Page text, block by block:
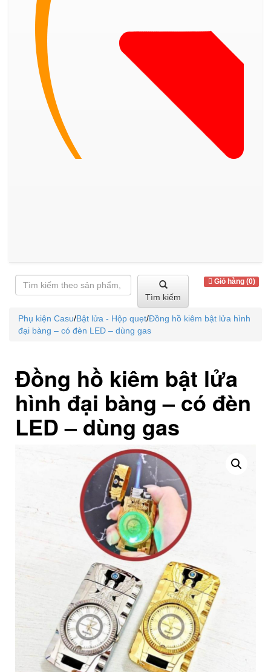
Tìm kiếm
Giỏ hàng (0)
Phụ kiện Casu/Bật lửa - Hộp quẹt/Đồng hồ kiêm bật lửa hình
đại bàng – có đèn LED – dùng gas
Đồng hồ kiêm bật lửa
hình đại bàng – có đèn
LED – dùng gas